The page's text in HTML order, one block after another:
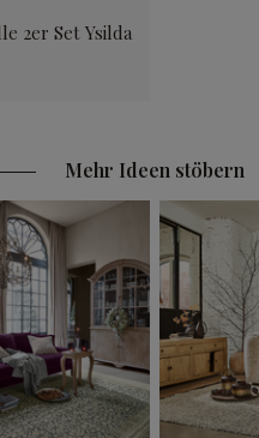
2er Set Ysilda
Mehr Ideen stöbern